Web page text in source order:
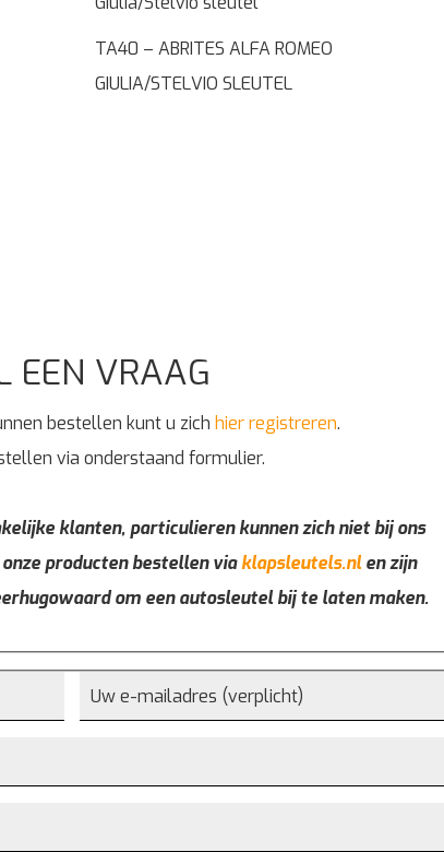
TA40 – ABRITES ALFA ROMEO
GIULIA/STELVIO SLEUTEL
EEN VRAAG
bestellen kunt u zich hier registreren.
via onderstaand formulier.
klanten, particulieren kunnen zich niet bij ons
producten bestellen viaklapsleutels.nlen zijn
om een autosleutel bij te laten maken.